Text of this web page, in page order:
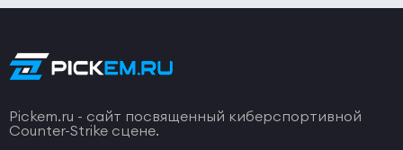
Pickem.ru - сайт посвященный киберспортивной
Counter-Strike сцене.